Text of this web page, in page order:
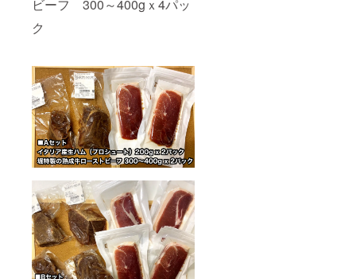
ビーフ 300～400gｘ4パッ
ク